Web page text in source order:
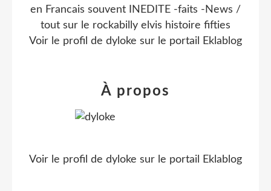
en Francais souvent INEDITE -faits -News /
tout sur le rockabilly elvis histoire fifties
Voir le profil de dyloke sur le portail Eklablog
À propos
Voir le profil de dyloke sur le portail Eklablog